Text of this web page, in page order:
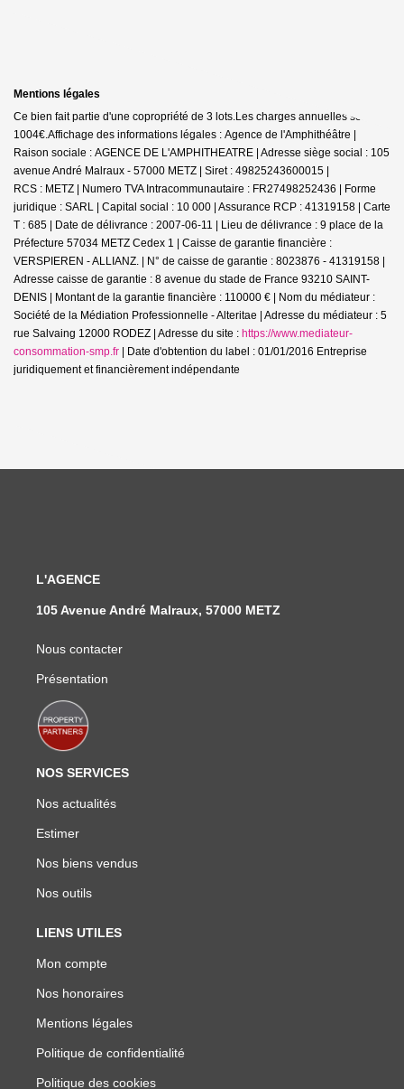
Mentions légales
Ce bien fait partie d'une copropriété de 3 lots.Les charges annuelles sont de
1004€.Affichage des informations légales : Agence de l'Amphithéâtre |
Raison sociale : AGENCE DE L'AMPHITHEATRE | Adresse siège social : 105
avenue André Malraux - 57000 METZ | Siret : 49825243600015 |
RCS : METZ | Numero TVA Intracommunautaire : FR27498252436 | Forme
juridique : SARL | Capital social : 10 000 | Assurance RCP : 41319158 | Carte
T : 685 | Date de délivrance : 2007-06-11 | Lieu de délivrance : 9 place de la
Préfecture 57034 METZ Cedex 1 | Caisse de garantie financière :
VERSPIEREN - ALLIANZ. | N° de caisse de garantie : 8023876 - 41319158 |
Adresse caisse de garantie : 8 avenue du stade de France 93210 SAINT-
DENIS | Montant de la garantie financière : 110000 € | Nom du médiateur :
Société de la Médiation Professionnelle - Alteritae | Adresse du médiateur : 5
rue Salvaing 12000 RODEZ | Adresse du site : https://www.mediateur-
consommation-smp.fr | Date d'obtention du label : 01/01/2016 Entreprise
juridiquement et financièrement indépendante
L'AGENCE
105 Avenue André Malraux, 57000 METZ
Nous contacter
Présentation
NOS SERVICES
Nos actualités
Estimer
Nos biens vendus
Nos outils
LIENS UTILES
Mon compte
Nos honoraires
Mentions légales
Politique de confidentialité
Politique des cookies